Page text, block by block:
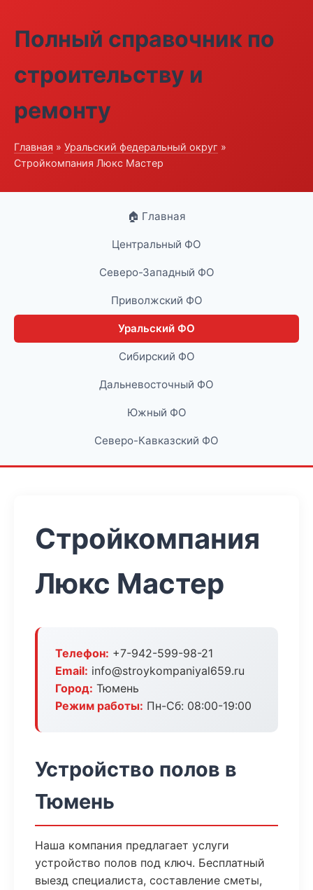
Полный справочник по
строительству и
ремонту
Главная » Уральский федеральный округ »
Стройкомпания Люкс Мастер
🏠 Главная
Центральный ФО
Северо-Западный ФО
Приволжский ФО
Уральский ФО
Сибирский ФО
Дальневосточный ФО
Южный ФО
Северо-Кавказский ФО
Стройкомпания
Люкс Мастер
Телефон: +7-942-599-98-21
Email: info@stroykompaniyal659.ru
Город: Тюмень
Режим работы: Пн-Сб: 08:00-19:00
Устройство полов в
Тюмень
Наша компания предлагает услуги
устройство полов под ключ. Бесплатный
выезд специалиста, составление сметы,